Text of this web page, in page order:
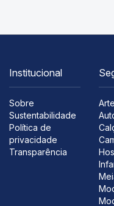
Institucional
Sobre
Sustentabilidade
Política de
privacidade
Transparência